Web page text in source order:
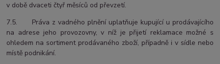
v době dvaceti čtyř měsíců od převzetí.
7.5. Práva z vadného plnění uplatňuje kupující u prodávajícího
na adrese jeho provozovny, v níž je přijetí reklamace možné s
ohledem na sortiment prodávaného zboží, případně i v sídle nebo
místě podnikání.